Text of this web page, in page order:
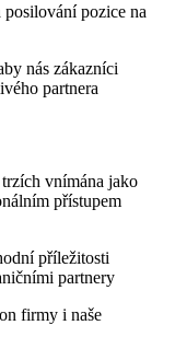
pozice na
nás zákazníci
partnera
vnímána jako
přístupem
příležitosti
partnery
firmy i naše